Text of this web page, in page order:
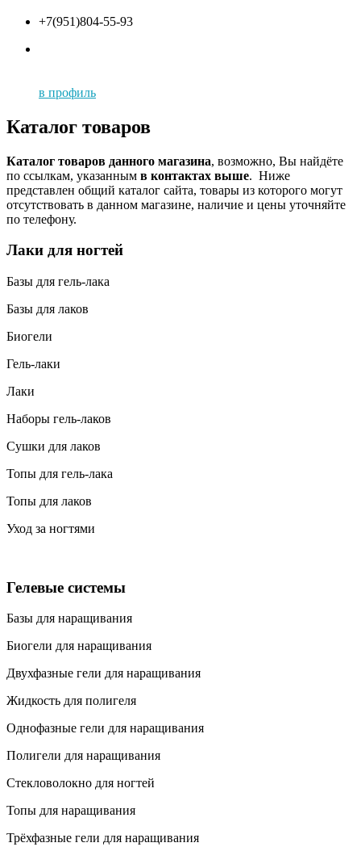
+7(951)804-55-93
в профиль
Каталог товаров
Каталог товаров данного магазина, возможно, Вы найдёте
по ссылкам, указанным в контактах выше. Ниже
представлен общий каталог сайта, товары из которого могут
отсутствовать в данном магазине, наличие и цены уточняйте
по телефону.
Лаки для ногтей
Базы для гель-лака
Базы для лаков
Биогели
Гель-лаки
Лаки
Наборы гель-лаков
Сушки для лаков
Топы для гель-лака
Топы для лаков
Уход за ногтями
Гелевые системы
Базы для наращивания
Биогели для наращивания
Двухфазные гели для наращивания
Жидкость для полигеля
Однофазные гели для наращивания
Полигели для наращивания
Стекловолокно для ногтей
Топы для наращивания
Трёхфазные гели для наращивания